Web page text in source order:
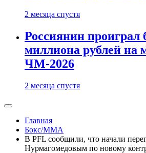
2 месяца спустя
Россиянин проиграл
миллиона рублей на
ЧМ-2026
2 месяца спустя
Главная
Бокс/MMA
В PFL сообщили, что начали
Нурмагомедовым по новому